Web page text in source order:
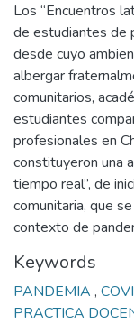
Los “Encuentros
de estudiantes de
desde cuyo
albergar
comunitarios,
estudiantes
profesionales en
constituyeron una
tiempo real”, de
comunitaria, que
contexto de
Keywords
PANDEMIA ,
PRACTICA